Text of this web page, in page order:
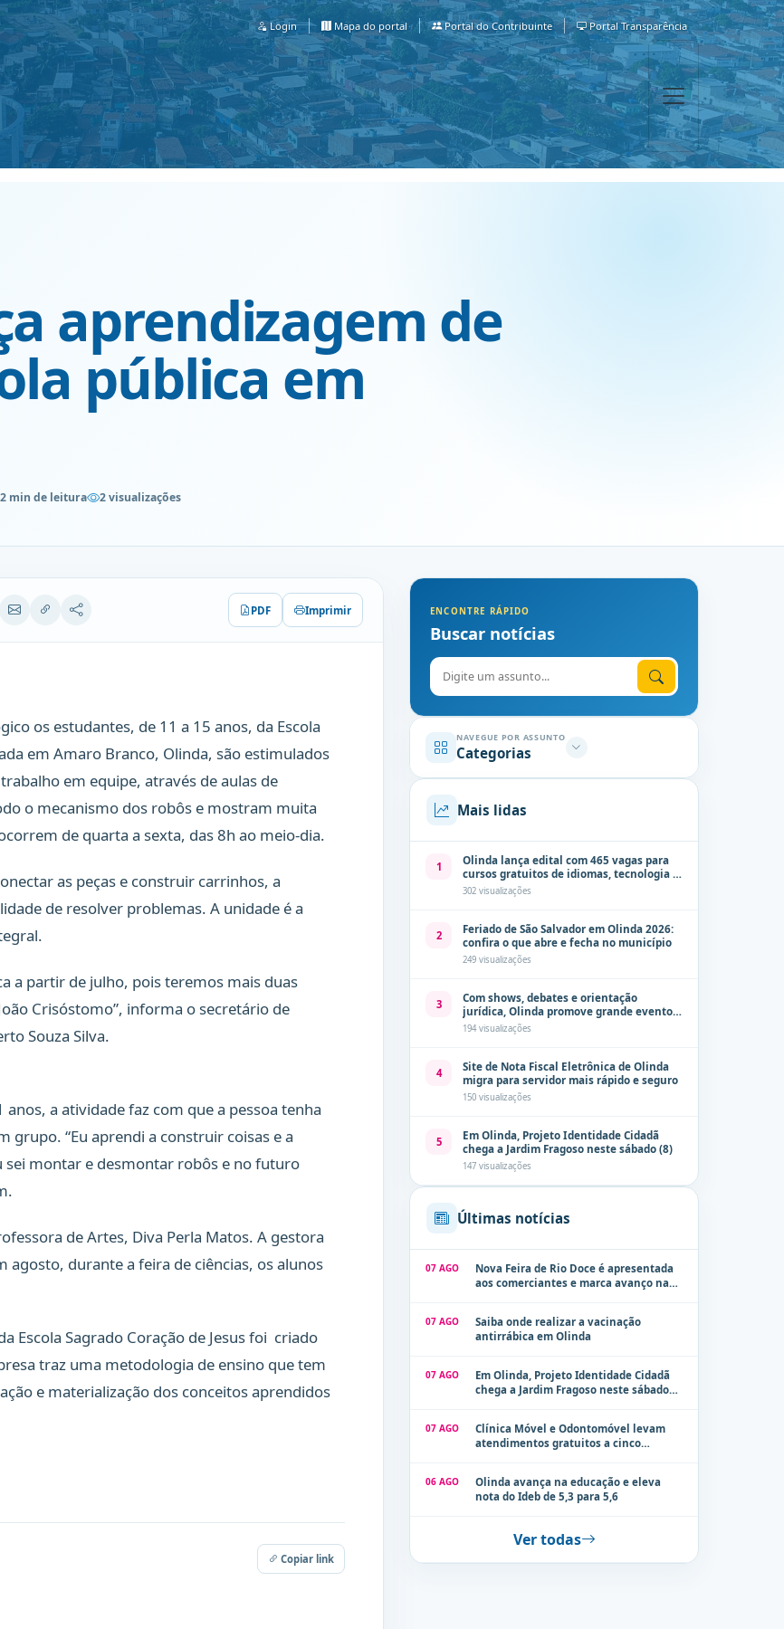
Login Mapa do portal Portal do Contribuinte Portal Transparência
aprendizagem de
pública em
2 min de leitura 2 visualizações
PDF Imprimir
os estudantes, de 11 a 15 anos, da Escola
em Amaro Branco, Olinda, são estimulados
em equipe, através de aulas de
o mecanismo dos robôs e mostram muita
de quarta a sexta, das 8h ao meio-dia.
as peças e construir carrinhos, a
de resolver problemas. A unidade é a
a partir de julho, pois teremos mais duas
Crisóstomo”, informa o secretário de
Souza Silva.
a atividade faz com que a pessoa tenha
grupo. “Eu aprendi a construir coisas e a
montar e desmontar robôs e no futuro
de Artes, Diva Perla Matos. A gestora
agosto, durante a feira de ciências, os alunos
Escola Sagrado Coração de Jesus foi criado
traz uma metodologia de ensino que tem
e materialização dos conceitos aprendidos
Copiar link
ENCONTRE RÁPIDO
Buscar notícias
Digite o assunto
NAVEGUE POR ASSUNTO
Categorias
Mais lidas
1
Olinda lança edital com 465 vagas para
cursos gratuitos de idiomas, tecnologia e
comunicação
302 visualizações
2
Feriado de São Salvador em Olinda 2026:
confira o que abre e fecha no município
249 visualizações
3
Com shows, debates e orientação
jurídica, Olinda promove grande evento
de combate à violência contra a mulher
neste sábado (8)
194 visualizações
4
Site de Nota Fiscal Eletrônica de Olinda
migra para servidor mais rápido e seguro
150 visualizações
5
Em Olinda, Projeto Identidade Cidadã
chega a Jardim Fragoso neste sábado (8)
147 visualizações
Últimas notícias
07 AGO
Nova Feira de Rio Doce é apresentada
aos comerciantes e marca avanço na
07 AGO
Saiba onde realizar a vacinação
antirrábica em Olinda
07 AGO
Em Olinda, Projeto Identidade Cidadã
chega a Jardim Fragoso neste sábado
07 AGO
Clínica Móvel e Odontomóvel levam
atendimentos gratuitos a cinco
06 AGO
Olinda avança na educação e eleva
nota do Ideb de 5,3 para 5,6
Ver todas